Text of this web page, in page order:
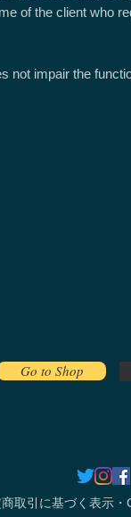
of the client who
not impair the
Go to Shop
取引に基づく表示